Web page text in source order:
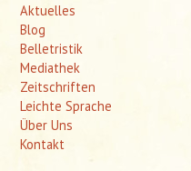
Aktuelles
Blog
Belletristik
Mediathek
Zeitschriften
Leichte Sprache
Über Uns
Kontakt